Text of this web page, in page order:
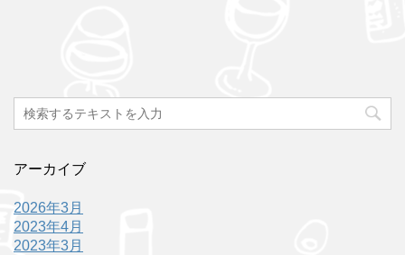
アーカイブ
2026年3月
2023年4月
2023年3月